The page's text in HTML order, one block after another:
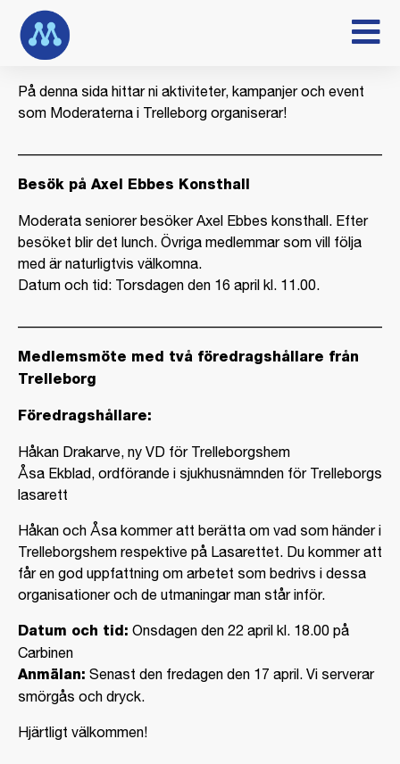
På denna sida hittar ni aktiviteter, kampanjer och event
som Moderaterna i Trelleborg organiserar!
Besök på Axel Ebbes Konsthall
Moderata seniorer besöker Axel Ebbes konsthall. Efter
besöket blir det lunch. Övriga medlemmar som vill följa
med är naturligtvis välkomna.
Datum och tid: Torsdagen den 16 april kl. 11.00.
Medlemsmöte med två föredragshållare från
Trelleborg
Föredragshållare:
Håkan Drakarve, ny VD för Trelleborgshem
Åsa Ekblad, ordförande i sjukhusnämnden för Trelleborgs
lasarett
Håkan och Åsa kommer att berätta om vad som händer i
Trelleborgshem respektive på Lasarettet. Du kommer att
får en god uppfattning om arbetet som bedrivs i dessa
organisationer och de utmaningar man står inför.
Datum och tid: Onsdagen den 22 april kl. 18.00 på
Carbinen
Anmälan: Senast den fredagen den 17 april. Vi serverar
smörgås och dryck.
Hjärtligt välkommen!